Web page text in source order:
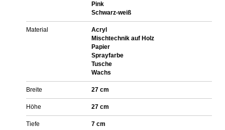
Pink
Schwarz-weiß
Material
Acryl
Mischtechnik auf Holz
Papier
Sprayfarbe
Tusche
Wachs
Breite 27 cm
Höhe 27 cm
Tiefe 7 cm